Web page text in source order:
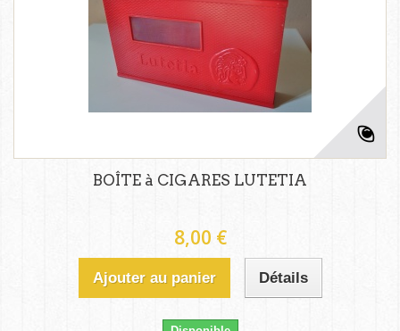
BOÎTE à CIGARES LUTETIA
8,00 €
Ajouter au panier Détails